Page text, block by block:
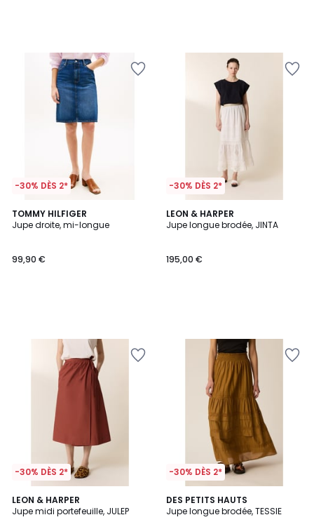
-30% DÈS 2*
TOMMY HILFIGER
Jupe droite, mi-longue
99,90 €
-30% DÈS 2*
LEON & HARPER
Jupe longue brodée, JINTA
195,00 €
-30% DÈS 2*
LEON & HARPER
Jupe midi portefeuille, JULEP
-30% DÈS 2*
DES PETITS HAUTS
Jupe longue brodée, TESSIE